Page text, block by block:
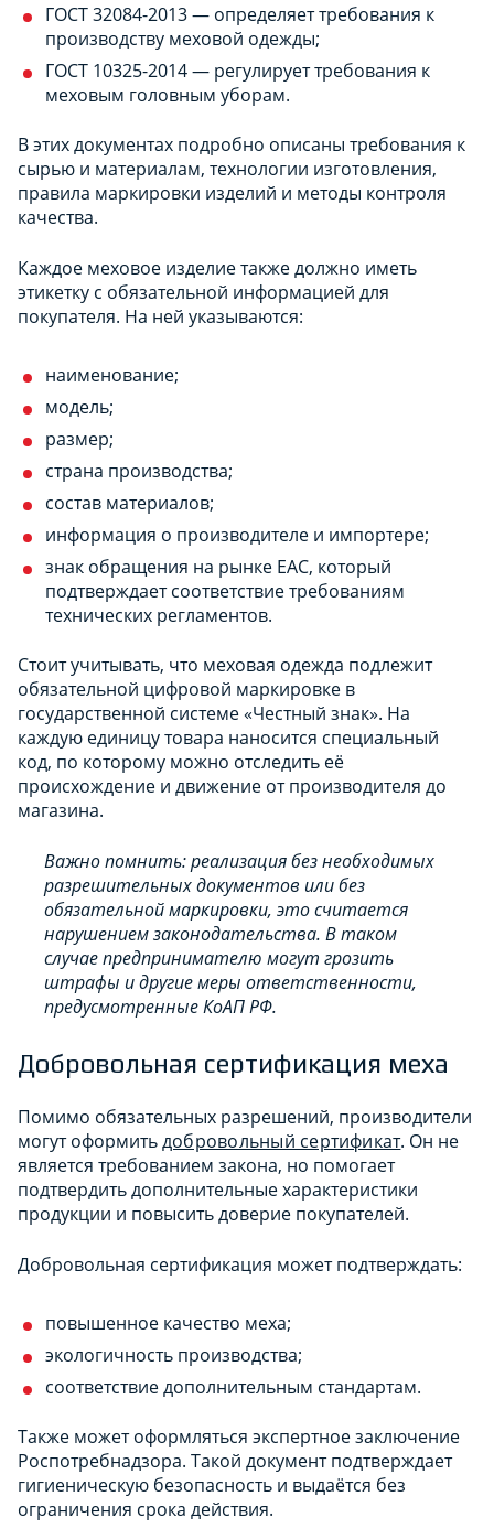
ГОСТ 32084-2013 — определяет требования к
производству меховой одежды;
ГОСТ 10325-2014 — регулирует требования к
меховым головным уборам.
В этих документах подробно описаны требования к
сырью и материалам, технологии изготовления,
правила маркировки изделий и методы контроля
качества.
Каждое меховое изделие также должно иметь
этикетку с обязательной информацией для
покупателя. На ней указываются:
наименование;
модель;
размер;
страна производства;
состав материалов;
информация о производителе и импортере;
знак обращения на рынке ЕАС, который
подтверждает соответствие требованиям
технических регламентов.
Стоит учитывать, что меховая одежда подлежит
обязательной цифровой маркировке в
государственной системе «Честный знак». На
каждую единицу товара наносится специальный
код, по которому можно отследить её
происхождение и движение от производителя до
магазина.
Важно помнить: реализация без необходимых
разрешительных документов или без
обязательной маркировки, это считается
нарушением законодательства. В таком
случае предпринимателю могут грозить
штрафы и другие меры ответственности,
предусмотренные КоАП РФ.
Добровольная сертификация меха
Помимо обязательных разрешений, производители
могут оформитьдобровольный сертификат. Он не
является требованием закона, но помогает
подтвердить дополнительные характеристики
продукции и повысить доверие покупателей.
Добровольная сертификация может подтверждать:
повышенное качество меха;
экологичность производства;
соответствие дополнительным стандартам.
Также может оформляться экспертное заключение
Роспотребнадзора. Такой документ подтверждает
гигиеническую безопасность и выдаётся без
ограничения срока действия.